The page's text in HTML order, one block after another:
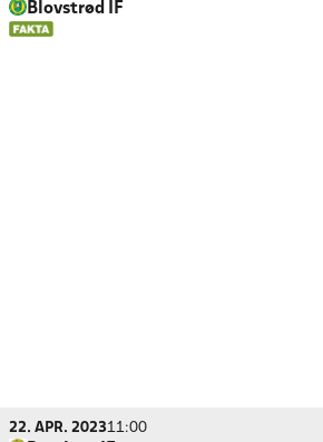
Blovstrød IF
22. APR. 202311:00